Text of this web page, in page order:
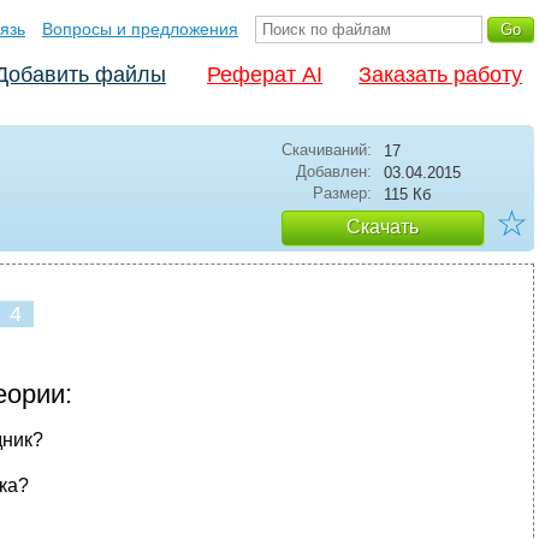
Вопросы и предложения
файлы Реферат AI Заказать работу
Скачиваний:
17
Добавлен:
03.04.2015
Размер:
115 Кб
Скачать ☆
4